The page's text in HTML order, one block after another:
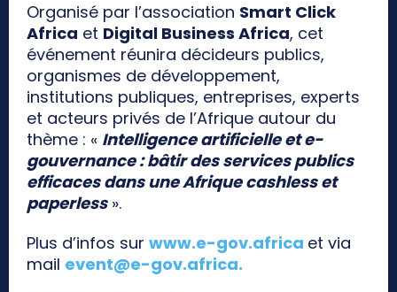
Organisé par l’association Smart Click
Africa et Digital Business Africa, cet
événement réunira décideurs publics,
organismes de développement,
institutions publiques, entreprises, experts
et acteurs privés de l’Afrique autour du
thème : « Intelligence artificielle et e-
gouvernance : bâtir des services publics
efficaces dans une Afrique cashless et
paperless».
Plus d’infos sur www.e-gov.africa et via
mail event@e-gov.africa.